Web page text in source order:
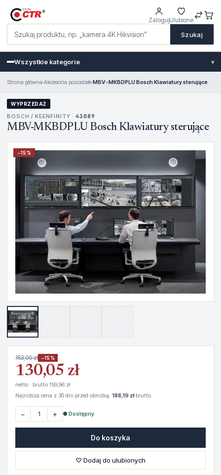
Szukaj
ZalogujUlubione
Wszystkie kategorie ▾
Strona główna›Akcesoria pozostałe›MBV-MKBDPLU Bosch Klawiatury sterujące
WYPRZEDAŻ
BOSCH / KEENFINITY · 43089
MBV-MKBDPLU Bosch Klawiatury sterujące
−15%
153,00 zł −15%
130,05 zł
netto · brutto 159,96 zł
Najniższa cena z 30 dni przed obniżką: 188,19 złbrutto
− + ● Dostępny
Do koszyka
♡ Dodaj do ulubionych